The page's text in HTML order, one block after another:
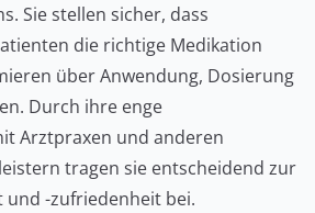
Sie stellen sicher, dass
die richtige Medikation
über Anwendung, Dosierung
Durch ihre enge
Arztpraxen und anderen
tragen sie entscheidend zur
-zufriedenheit bei.